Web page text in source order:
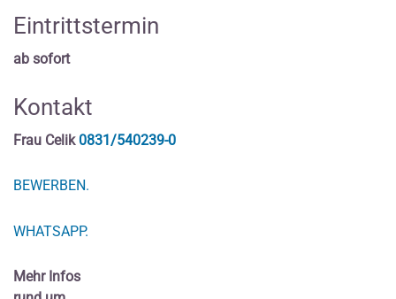
Eintrittstermin
ab sofort
Kontakt
Frau Celik0831/540239-0
BEWERBEN.
WHATSAPP.
Mehr Infos